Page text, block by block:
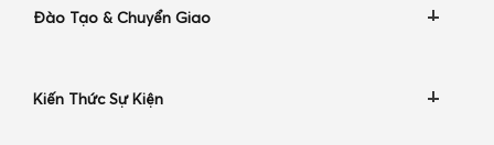
Đào Tạo & Chuyển Giao
Kiến Thức Sự Kiện